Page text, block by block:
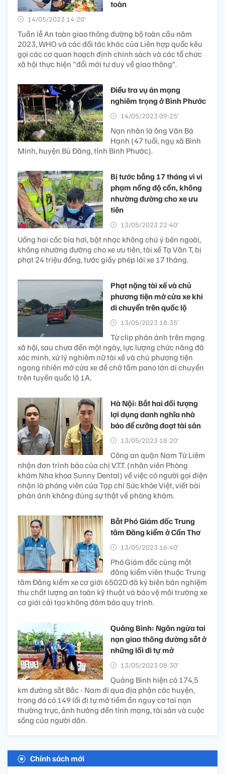
toàn
14/05/2023 14:20’
Tuần lễ An toàn giao thông đường bộ toàn cầu năm
2023, WHO và các đối tác khác của Liên hợp quốc kêu
gọi các cơ quan hoạch định chính sách và các tổ chức
xã hội thực hiện "đổi mới tư duy về giao thông”.
Điều tra vụ án mạng
nghiêm trọng ở Bình Phước
14/05/2023 09:25’
Nạn nhân là ông Văn Bá
Hạnh (47 tuổi, ngụ xã Bình
Minh, huyện Bù Đăng, tỉnh Bình Phước).
Bị tước bằng 17 tháng vì vi
phạm nồng độ cồn, không
nhường đường cho xe ưu
tiên
13/05/2023 22:40’
Uống hai cốc bia hơi, bật nhạc không chú ý bên ngoài,
không nhường đường cho xe ưu tiên, tài xế Tạ Văn T, bị
phạt 24 triệu đồng, tước giấy phép lái xe 17 tháng.
Phạt nặng tài xế và chủ
phương tiện mở cửa xe khi
di chuyển trên quốc lộ
13/05/2023 18:35’
Từ clip phản ánh trên mạng
xã hội, sau chưa đến một ngày, lực lượng chức năng đã
xác minh, xử lý nghiêm nữ tài xế và chủ phương tiện
ngang nhiên mở cửa xe để chở tấm pano lớn di chuyển
trên tuyến quốc lộ 1A.
Hà Nội: Bắt hai đối tượng
lợi dụng danh nghĩa nhà
báo để cưỡng đoạt tài sản
13/05/2023 18:20’
Công an quận Nam Từ Liêm
nhận đơn trình báo của chị V.T.T. (nhân viên Phòng
khám Nha khoa Sunny Dental) về việc có người gọi điện
nhận là phóng viên của Tạp chí Sức khỏe Việt, viết bài
phản ánh không đúng sự thật về phòng khám.
Bắt Phó Giám đốc Trung
tâm Đăng kiểm ở Cần Thơ
13/05/2023 16:40’
Phó Giám đốc cùng một
đăng kiểm viên thuộc Trung
tâm Đăng kiểm xe cơ giới 6502D đã ký biên bản nghiệm
thu chất lượng an toàn kỹ thuật và bảo vệ môi trường xe
cơ giới cải tạo không đảm bảo quy trình.
Quảng Bình: Ngăn ngừa tai
nạn giao thông đường sắt ở
những lối đi tự mở
13/05/2023 08:30’
Quảng Bình hiện có 174,5
km đường sắt Bắc - Nam đi qua địa phận các huyện,
trong đó có 149 lối đi tự mở tiềm ẩn nguy cơ tai nạn
thường trực, ảnh hưởng đến tính mạng, tài sản và cuộc
sống của người dân.
Chính sách mới